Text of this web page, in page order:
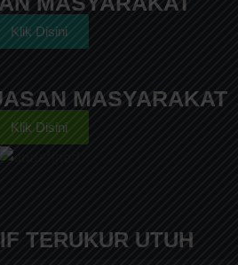
Klik Disini
MASYARAKAT
Klik Disini
TERUKUR UTUH